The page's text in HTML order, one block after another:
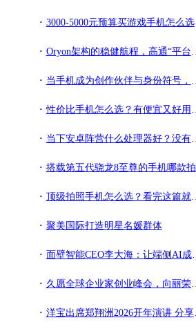
3000-5000元预算买游戏手机怎么选？这三款骁龙旗舰让你稳赢每一局
Oryon架构的稳健航程，高通“平台化”战略初见成效
当手机成为创作伙伴与身份符号，推荐两款文艺范十足的旗舰手机
性价比手机怎么选？有便宜又好用的旗舰手机吗？
当下安卓阵营什么处理器好？没有最完美，只有更实用
搭载第五代骁龙8至尊的手机哪款拍照体验最好？
顶级拍照手机怎么选？看完这篇就有答案了
聚美国际打造明星名媛群体
面壁智能CEO李大海：让端侧AI成为OPC的靠谱“数字合伙人”
久愿全球企业家创业峰会，向丽荣获全球优秀企业家荣誉
洋宝出席郑翔洲2026开年演讲 分享“企业家权威IP打造